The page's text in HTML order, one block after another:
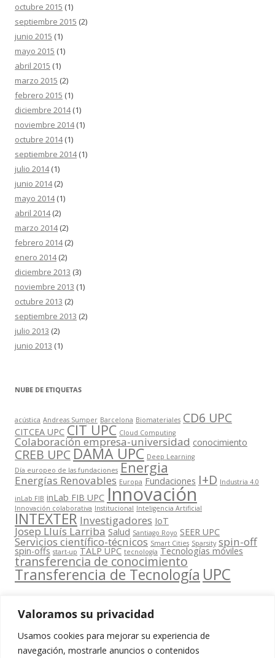
Valoramos su privacidad
Usamos cookies para mejorar su experiencia de
navegación, mostrarle anuncios o contenidos
octubre 2015 (1)
septiembre 2015 (2)
junio 2015 (1)
mayo 2015 (1)
abril 2015 (1)
marzo 2015 (2)
febrero 2015 (1)
diciembre 2014(1)
noviembre 2014(1)
octubre 2014(1)
septiembre 2014(1)
julio 2014(1)
junio 2014(2)
mayo 2014(1)
abril 2014(2)
marzo 2014(2)
febrero 2014(2)
enero 2014(2)
diciembre 2013 (3)
noviembre 2013 (1)
octubre 2013 (2)
septiembre 2013 (2)
julio 2013 (2)
junio 2013 (1)
NUBE DE ETIQUETAS
acústica Andreas Sumper Barcelona Biomateriales CD6 UPC
CITCEA UPC CIT UPC Cloud Computing
Colaboración empresa-universidad conocimiento
CREB UPCDAMA UPC Deep Learning
Día europeo de las fundaciones Energia
Energías Renovables Europa Fundaciones I+D Industria 4.0
inLab FIB inLab FIB UPC Innovación
Innovación colaborativa Institucional Inteligencia Artificial
INTEXTER Investigadores IoT
Josep Lluís Larriba Salud Santiago Royo SEER UPC
Servicios científico-técnicos Smart Cities Sparsity spin-off
spin-offs start-up TALP UPC tecnología Tecnologías móviles
transferencia de conocimiento
Transferencia de Tecnología UPC
Contacta